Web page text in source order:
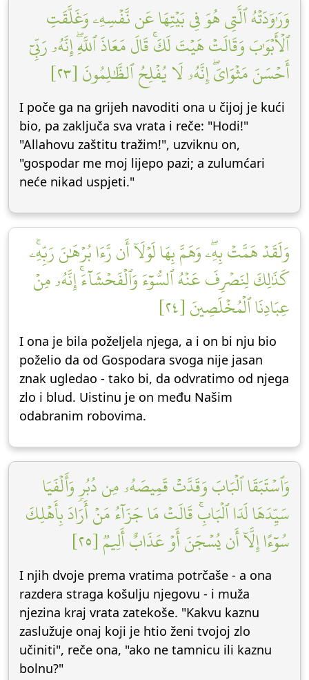
وَرَٰوَدَتۡهُ ٱلَّتِي هُوَ فِي بَيۡتِهَا عَن نَّفۡسِهِۦ وَغَلَّقَتِ
ٱلۡأَبۡوَٰبَ وَقَالَتۡ هَيۡتَ لَكَۚ قَالَ مَعَاذَ ٱللَّهِۖ إِنَّهُۥ رَبِّيٓ
أَحۡسَنَ مَثۡوَايَۖ إِنَّهُۥ لَا يُفۡلِحُ ٱلظَّٰلِمُونَ [٢٣]
I poče ga na grijeh navoditi ona u čijoj je kući
bio, pa zaključa sva vrata i reče: "Hodi!"
"Allahovu zaštitu tražim!", uzviknu on,
"gospodar me moj lijepo pazi; a zulumćari
neće nikad uspjeti."
وَلَقَدۡ هَمَّتۡ بِهِۦۖ وَهَمَّ بِهَا لَوۡلَآ أَن رَّءَا بُرۡهَٰنَ رَبِّهِۦۚ
كَذَٰلِكَ لِنَصۡرِفَ عَنۡهُ ٱلسُّوٓءَ وَٱلۡفَحۡشَآءَۚ إِنَّهُۥ مِنۡ
عِبَادِنَا ٱلۡمُخۡلَصِينَ [٢٤]
I ona je bila poželjela njega, a i on bi nju bio
poželio da od Gospodara svoga nije jasan
znak ugledao - tako bi, da odvratimo od njega
zlo i blud. Uistinu je on među Našim
odabranim robovima.
وَٱسۡتَبَقَا ٱلۡبَابَ وَقَدَّتۡ قَمِيصَهُۥ مِن دُبُرٖ وَأَلۡفَيَا
سَيِّدَهَا لَدَا ٱلۡبَابِۚ قَالَتۡ مَا جَزَآءُ مَنۡ أَرَادَ بِأَهۡلِكَ
سُوٓءًا إِلَّآ أَن يُسۡجَنَ أَوۡ عَذَابٌ أَلِيمٞ [٢٥]
I njih dvoje prema vratima potrčaše - a ona
razdera straga košulju njegovu - i muža
njezina kraj vrata zatekoše. "Kakvu kaznu
zaslužuje onaj koji je htio ženi tvojoj zlo
učiniti", reče ona, "ako ne tamnicu ili kaznu
bolnu?"